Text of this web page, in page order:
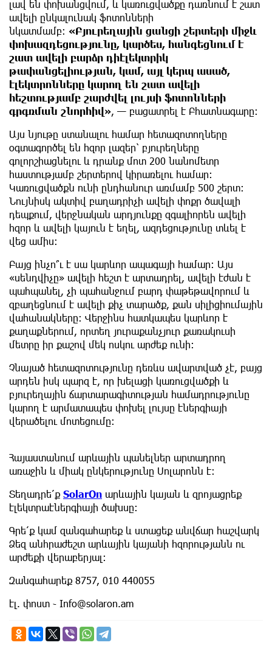
լավ են փոխանցվում, և կառուցվածքը դառնում է շատ
ավելի ընկալունակ ֆոտոնների
նկատմամբ։ «Բյուրեղային ցանցի շերտերի միջև
փոխազդեցությունը, կարծես, հանգեցնում է
շատ ավելի բարձր դիէլեկտրիկ
թափանցելիության, կամ, այլ կերպ ասած,
էլեկտրոնները կարող են շատ ավելի
հեշտությամբ շարժվել լույսի ֆոտոնների
գրգռման շնորհիվ», — բացատրել է Բհատնագարը։
Այս նյութը ստանալու համար հետազոտողները
օգտագործել են հզոր լազեր՝ բյուրեղները
գոլորշիացնելու և դրանք մոտ 200 նանոմետր
հաստությամբ շերտերով կիրառելու համար։
Կառուցվածքն ունի ընդհանուր առմամբ 500 շերտ։
Նույնիսկ ակտիվ բաղադրիչի ավելի փոքր ծավալի
դեպքում, վերջնական արդյունքը զգալիորեն ավելի
հզոր և ավելի կայուն է եղել, ազդեցությունը տևել է
վեց ամիս։
Բայց ինչո՞ւ է սա կարևոր ապագայի համար։ Այս
«սենդվիչը» ավելի հեշտ է արտադրել, ավելի էժան է
պահպանել, չի պահանջում բարդ փաթեթավորում և
զբաղեցնում է ավելի քիչ տարածք, քան սիլիցիումային
վահանակները։ Վերջինս հատկապես կարևոր է
քաղաքներում, որտեղ յուրաքանչյուր քառակուսի
մետրը իր քաշով մեկ ոսկու արժեք ունի։
Չնայած հետազոտությունը դեռևս ավարտված չէ, բայց
արդեն իսկ պարզ է, որ խելացի կառուցվածքի և
բյուրեղային ճարտարագիտության համադրությունը
կարող է արմատապես փոխել լույսը էներգիայի
վերածելու մոտեցումը։
Հայաստանում արևային պանելներ արտադրող
առաջին և միակ ընկերությունը Սոլարոնն է։
Տեղադրե՛ք SolarOn արևային կայան և զրոյացրեք
էլեկտրաէներգիայի ծախսը:
Գրե՛ք կամ զանգահարեք և ստացեք անվճար հաշվարկ
Ձեզ անհրաժեշտ արևային կայանի հզորությանն ու
արժեքի վերաբերյալ։
Զանգահարեք 8757, 010 440055
էլ. փոստ ֊ Info@solaron.am